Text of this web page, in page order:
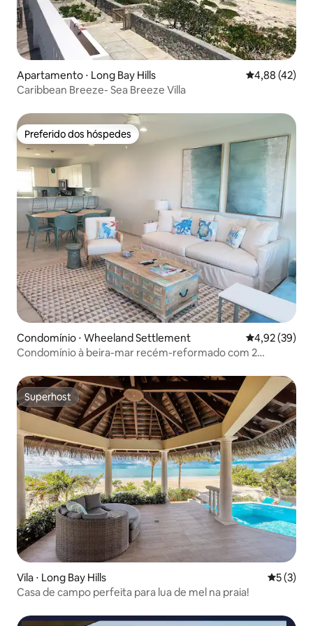
Apartamento ⋅ Long Bay Hills 4,88 de uma
4,88 (42)
Caribbean Breeze- Sea Breeze Villa
Preferido dos hóspedes
Preferido dos hóspedes
Condomínio ⋅ Wheeland Settlement 4,92 de uma
4,92 (39)
Condomínio à beira-mar recém-reformado com 2
Superhost
Superhost
Vila ⋅ Long Bay Hills 5 de
5 (3)
Casa de campo perfeita para lua de mel na praia!